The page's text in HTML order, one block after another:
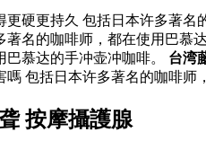
硬更持久 包括日本许多著名
著名的咖啡师，都在使用巴慕
慕达的手冲壶冲咖啡。 台湾
包括日本许多著名的咖啡师
按摩攝護腺